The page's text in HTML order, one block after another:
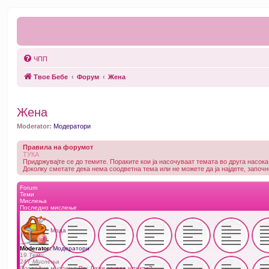
ЧПП
Твое Бебе Форум Жена
Жена
Moderator: Модератори
Правила на форумот
ТУКА
Придржувајте се до темите. Пораките кои ја насочуваат темата во друга
Доколку сметате дека нема соодветна тема или не можете да ја најдете,
Forum
Теми
Мислења
Последно мислење
Мода
Moderator: Модератори
19 Теми
247Мислења